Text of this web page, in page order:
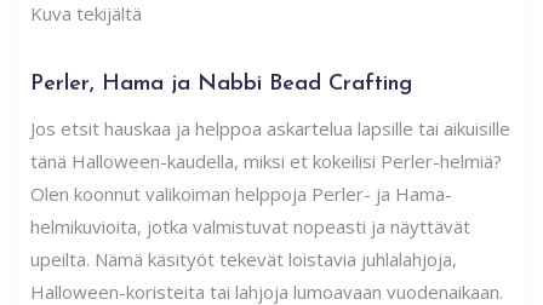
Kuva tekijältä
Perler, Hama ja Nabbi Bead Crafting
Jos etsit hauskaa ja helppoa askartelua lapsille tai aikuisille
tänä Halloween-kaudella, miksi et kokeilisi Perler-helmiä?
Olen koonnut valikoiman helppoja Perler- ja Hama-
helmikuvioita, jotka valmistuvat nopeasti ja näyttävät
upeilta. Nämä käsityöt tekevät loistavia juhlalahjoja,
Halloween-koristeita tai lahjoja lumoavaan vuodenaikaan.